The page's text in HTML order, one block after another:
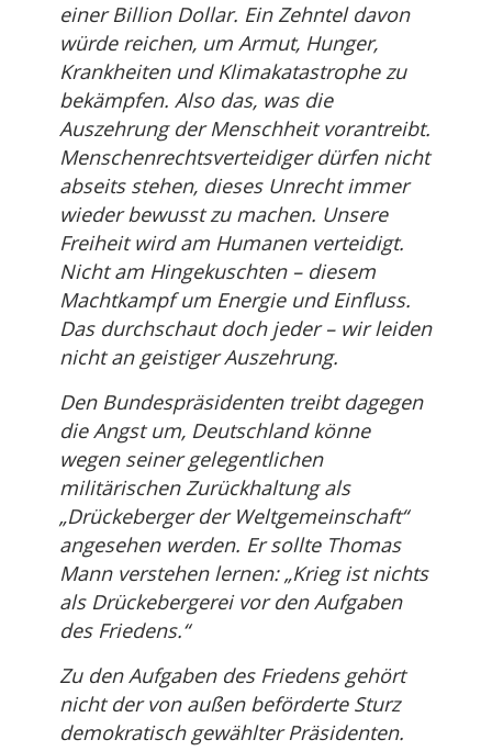
einer Billion Dollar. Ein Zehntel davon
würde reichen, um Armut, Hunger,
Krankheiten und Klimakatastrophe zu
bekämpfen. Also das, was die
Auszehrung der Menschheit vorantreibt.
Menschenrechtsverteidiger dürfen nicht
abseits stehen, dieses Unrecht immer
wieder bewusst zu machen. Unsere
Freiheit wird am Humanen verteidigt.
Nicht am Hingekuschten – diesem
Machtkampf um Energie und Einfluss.
Das durchschaut doch jeder – wir leiden
nicht an geistiger Auszehrung.
Den Bundespräsidenten treibt dagegen
die Angst um, Deutschland könne
wegen seiner gelegentlichen
militärischen Zurückhaltung als
„Drückeberger der Weltgemeinschaft“
angesehen werden. Er sollte Thomas
Mann verstehen lernen: „Krieg ist nichts
als Drückebergerei vor den Aufgaben
des Friedens.“
Zu den Aufgaben des Friedens gehört
nicht der von außen beförderte Sturz
demokratisch gewählter Präsidenten.